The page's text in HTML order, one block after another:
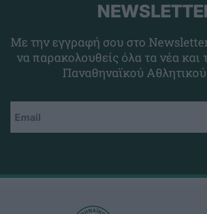
Με την εγγραφή σου στο
να παρακολουθείς όλα τα νέα και
Παναθηναϊκού